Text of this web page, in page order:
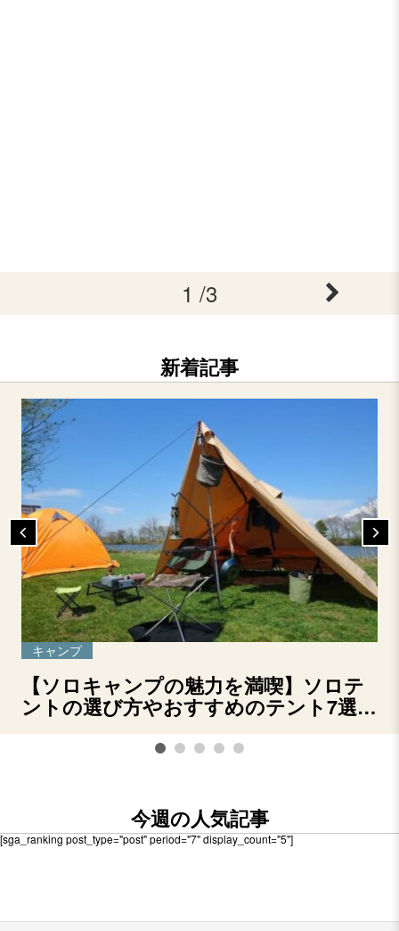
1 /3
新着記事
キャンプ
【ソロキャンプの魅力を満喫】ソロテ
ントの選び方やおすすめのテント7選を
今週の人気記事
[sga_ranking post_type="post" period="7" display_count="5"]